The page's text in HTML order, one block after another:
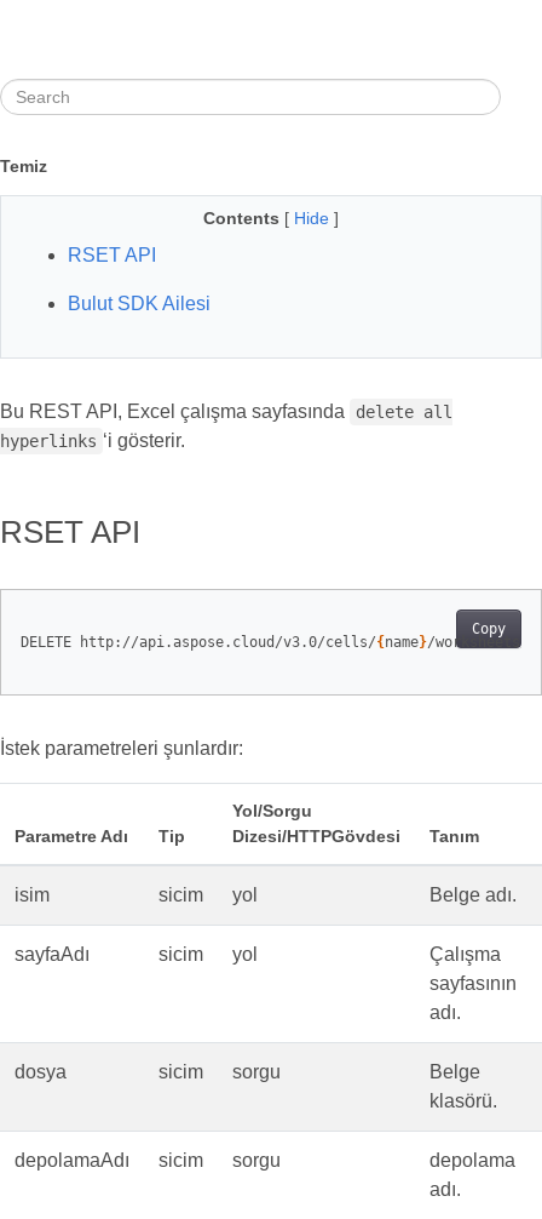
Temiz
Contents [ Hide ]
RSET API
Bulut SDK Ailesi
Bu REST API, Excel çalışma sayfasında
delete all
hyperlinks ‘i gösterir.
RSET API
Copy
DELETE http://api.aspose.cloud/v3.0/cells/{ name}/worksheets/
İstek parametreleri şunlardır:
Parametre Adı Tip
Yol/Sorgu
Dizesi/HTTPGövdesi
Tanım
isim sicim yol Belge adı.
sayfaAdı sicim yol
Çalışma
sayfasının
adı.
dosya sicim sorgu
Belge
klasörü.
depolamaAdı sicim sorgu
depolama
adı.